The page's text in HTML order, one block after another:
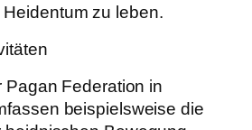
zu leben.
Pagan Federation in
beispielsweise die